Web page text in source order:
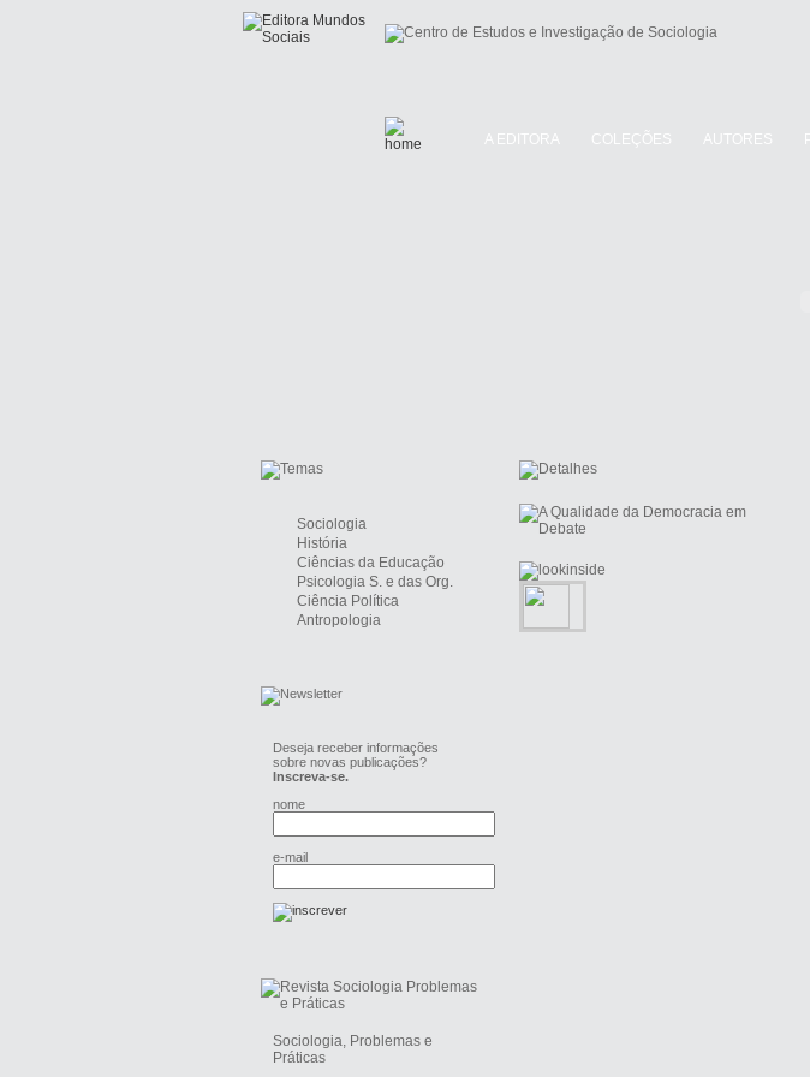
A EDITORA COLEÇÕES AUTORES
Sociologia
História
Ciências da Educação
Psicologia S. e das Org.
Ciência Política
Antropologia
Deseja receber informações
sobre novas publicações?
Inscreva-se.
nome
e-mail
Sociologia, Problemas e
Práticas